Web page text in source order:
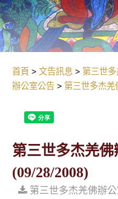
首頁 文告訊息 第三世
辦公室公告
第三世多杰羌
第三世多杰羌
(09/28/2008)
第三世多杰羌佛辦